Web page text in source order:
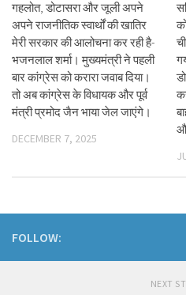
गहलोत, डोटासरा और जूली अपने
अपने राजनीतिक स्वार्थों की खातिर
मेरी सरकार की आलोचना कर रही है-
भजनलाल शर्मा। मुख्यमंत्री ने पहली
बार कांग्रेस को करारा जवाब दिया।
तो अब कांग्रेस के विधायक और पूर्व
मंत्री प्रमोद जैन भाया जेल जाएंगे।
DECEMBER 7, 2025
FOLLOW:
NEXT